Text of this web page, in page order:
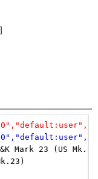
Mark 23 (US